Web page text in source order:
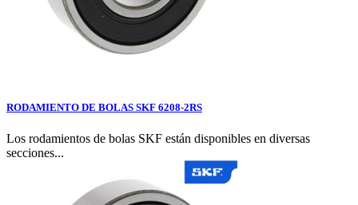
RODAMIENTO DE BOLAS SKF 6208-2RS
Los rodamientos de bolas SKF están disponibles en diversas
secciones...